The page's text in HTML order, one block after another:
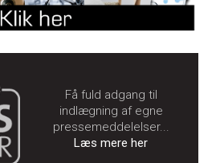
Få fuld adgang til
indlægning af egne
pressemeddelelser...
Læs mere her